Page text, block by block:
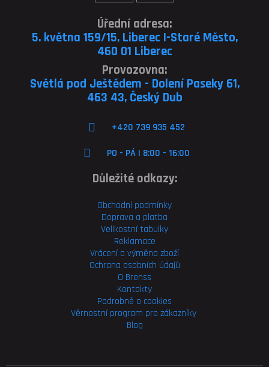
Úřední adresa:
5. května 159/15, Liberec I-Staré Město,
460 01 Liberec
Provozovna:
Světlá pod Ještědem - Dolení Paseky 61,
463 43, Český Dub
+420 739 935 452
PO - PÁ | 8:00 - 16:00
Důležité odkazy:
Obchodní podmínky
Doprava a platba
Velikostní tabulky
Reklamace
Vrácení a výměna zboží
Ochrana osobních údajů
O Brenss
Kontakty
Podrobně o cookies
Věrnostní program pro zákazníky
Blog